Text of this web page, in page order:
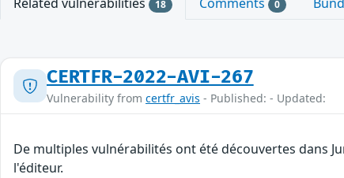
18 0
CERTFR-2022-AVI-267
Vulnerability from certfr_avis - Published: - Updated:
De multiples vulnérabilités ont été découvertes dans
l'éditeur.